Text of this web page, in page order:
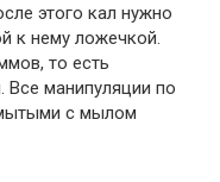
этого кал нужно
к нему ложечкой.
то есть
Все манипуляции по
с мылом